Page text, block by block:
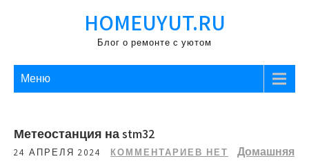
HOMEUYUT.RU
Блог о ремонте с уютом
Меню
Метеостанция на stm32
24 АПРЕЛЯ 2024 КОММЕНТАРИЕВ НЕТ
Домашняя